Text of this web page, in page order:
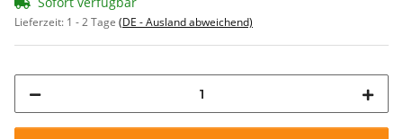
Lieferzeit: 1 - 2 Tage (DE - Ausland abweichend)